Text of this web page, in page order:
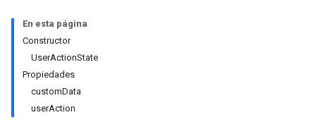
En esta página
Constructor
UserActionState
Propiedades
customData
userAction